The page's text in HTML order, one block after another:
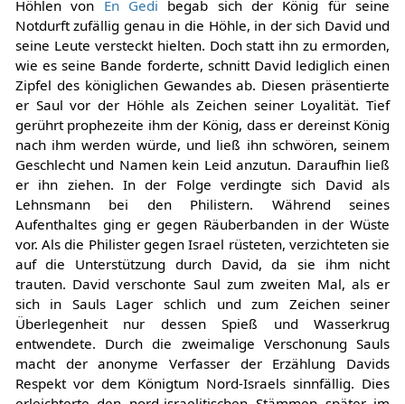
Höhlen von En Gedi begab sich der König für seine
Notdurft zufällig genau in die Höhle, in der sich David und
seine Leute versteckt hielten. Doch statt ihn zu ermorden,
wie es seine Bande forderte, schnitt David lediglich einen
Zipfel des königlichen Gewandes ab. Diesen präsentierte
er Saul vor der Höhle als Zeichen seiner Loyalität. Tief
gerührt prophezeite ihm der König, dass er dereinst König
nach ihm werden würde, und ließ ihn schwören, seinem
Geschlecht und Namen kein Leid anzutun. Daraufhin ließ
er ihn ziehen. In der Folge verdingte sich David als
Lehnsmann bei den Philistern. Während seines
Aufenthaltes ging er gegen Räuberbanden in der Wüste
vor. Als die Philister gegen Israel rüsteten, verzichteten sie
auf die Unterstützung durch David, da sie ihm nicht
trauten. David verschonte Saul zum zweiten Mal, als er
sich in Sauls Lager schlich und zum Zeichen seiner
Überlegenheit nur dessen Spieß und Wasserkrug
entwendete. Durch die zweimalige Verschonung Sauls
macht der anonyme Verfasser der Erzählung Davids
Respekt vor dem Königtum Nord-Israels sinnfällig. Dies